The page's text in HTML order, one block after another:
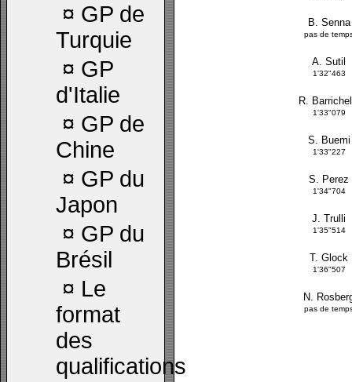
¤ GP de
Turquie
¤ GP
d'Italie
¤ GP de
Chine
¤ GP du
Japon
¤ GP du
Brésil
¤ Le
format
des
qualifications
B. Senna
pas de
A. Sutil
1'32"463
R.
1'33"079
S. Buemi
1'33"227
S. Perez
1'34"704
J. Trulli
1'35"514
T. Glock
1'36"507
N.
pas de